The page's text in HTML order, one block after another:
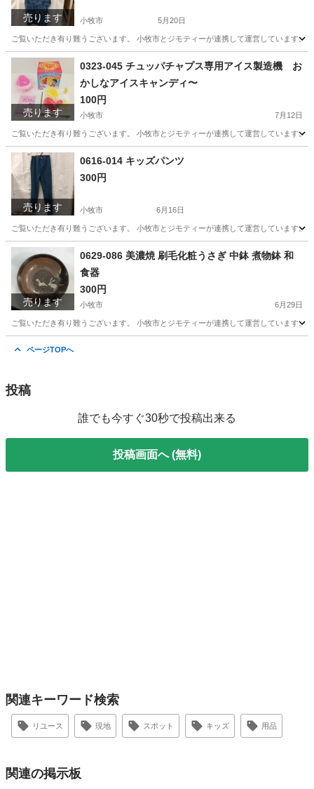
売ります 小牧市 5月20日
ご覧いただき有り難うございます。 小牧市とジモティーが連携して運営していま
愛知 小牧市 服/ファッション リユース
売ります
0323-045 チュッパチャプス専用アイス製造機 お
かしなアイスキャンディ〜
100円
小牧市 7月12日
ご覧いただき有り難うございます。 小牧市とジモティーが連携して運営しています
愛知 小牧市 リユース
売ります
0616-014 キッズパンツ
300円
小牧市 6月16日
ご覧いただき有り難うございます。 小牧市とジモティーが連携して運営していま
愛知 小牧市 キッズ用品 リユース
売ります
0629-086 美濃焼 刷毛化粧うさぎ 中鉢 煮物鉢 和
食器
300円
小牧市 6月29日
ご覧いただき有り難うございます。 小牧市とジモティーが連携して運営していま
ページTOPへ
投稿
誰でも今すぐ30秒で投稿出来る
投稿画面へ (無料)
関連キーワード検索
リユース 現地 スポット キッズ 用品
関連の掲示板